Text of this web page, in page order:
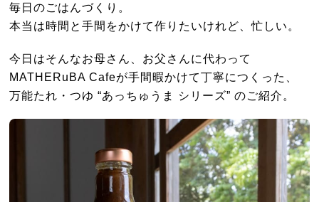
毎日のごはんづくり。
本当は時間と手間をかけて作りたいけれど、忙しい。
今日はそんなお母さん、お父さんに代わって
MATHERuBA Cafeが手間暇かけて丁寧につくった、
万能たれ・つゆ “あっちゅうま シリーズ” のご紹介。